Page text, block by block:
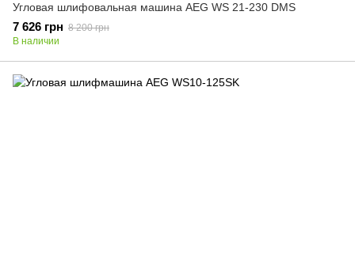
Угловая шлифовальная машина AEG WS 21-230 DMS
7 626 грн 8 200 грн
В наличии